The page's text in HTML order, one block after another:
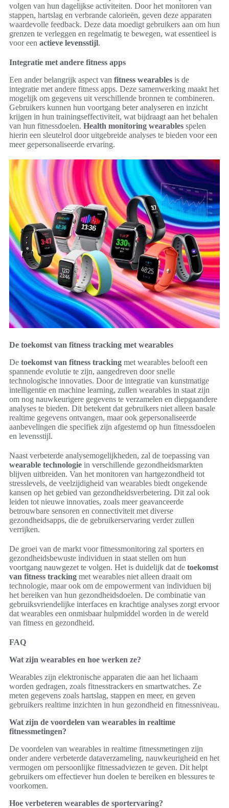
volgen van hun dagelijkse activiteiten. Door het monitoren van
stappen, hartslag en verbrande calorieën, geven deze apparaten
waardevolle feedback. Deze data moedigt gebruikers aan om hun
grenzen te verleggen en regelmatig te bewegen, wat essentieel is
voor een actieve levensstijl.
Integratie met andere fitness apps
Een ander belangrijk aspect van fitness wearables is de
integratie met andere fitness apps. Deze samenwerking maakt het
mogelijk om gegevens uit verschillende bronnen te combineren.
Gebruikers kunnen hun voortgang beter analyseren en inzicht
krijgen in hun trainingseffectiviteit, wat bijdraagt aan het behalen
van hun fitnessdoelen. Health monitoring wearables spelen
hierin een sleutelrol door uitgebreide analyses te bieden voor een
meer gepersonaliseerde ervaring.
De toekomst van fitness tracking met wearables
De toekomst van fitness tracking met wearables belooft een
spannende evolutie te zijn, aangedreven door snelle
technologische innovaties. Door de integratie van kunstmatige
intelligentie en machine learning, zullen wearables in staat zijn
om nog nauwkeurigere gegevens te verzamelen en diepgaandere
analyses te bieden. Dit betekent dat gebruikers niet alleen basale
realtime gegevens ontvangen, maar ook gepersonaliseerde
aanbevelingen die specifiek zijn afgestemd op hun fitnessdoelen
en levensstijl.
Naast verbeterde analysemogelijkheden, zal de toepassing van
wearable technologie in verschillende gezondheidsmarkten
blijven uitbreiden. Van het monitoren van hartgezondheid tot
stresslevels, de veelzijdigheid van wearables biedt ongekende
kansen op het gebied van gezondheidsverbetering. Dit zal ook
leiden tot nieuwe innovaties, zoals meer geavanceerde
betrouwbare sensoren en connectiviteit met diverse
gezondheidsapps, die de gebruikerservaring verder zullen
verrijken.
De groei van de markt voor fitnessmonitoring zal sporters en
gezondheidsbewuste individuen in staat stellen om hun
voortgang nauwgezet te volgen. Het is duidelijk dat de toekomst
van fitness tracking met wearables niet alleen draait om
technologie, maar ook om de empowerment van individuen bij
het bereiken van hun gezondheidsdoelen. De combinatie van
gebruiksvriendelijke interfaces en krachtige analyses zorgt ervoor
dat wearables een onmisbaar hulpmiddel worden in de wereld
van fitness en gezondheid.
FAQ
Wat zijn wearables en hoe werken ze?
Wearables zijn elektronische apparaten die aan het lichaam
worden gedragen, zoals fitnesstrackers en smartwatches. Ze
meten gegevens zoals hartslag, stappen en meer, en geven
gebruikers realtime inzichten in hun gezondheid en fitnessniveau.
Wat zijn de voordelen van wearables in realtime
fitnessmetingen?
De voordelen van wearables in realtime fitnessmetingen zijn
onder andere verbeterde dataverzameling, nauwkeurigheid en het
vermogen om persoonlijke fitnessadviezen te geven. Dit helpt
gebruikers om effectiever hun doelen te bereiken en blessures te
voorkomen.
Hoe verbeteren wearables de sportervaring?